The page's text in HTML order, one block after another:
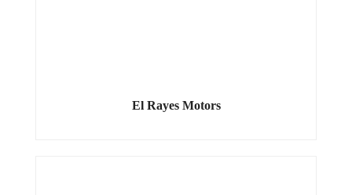
El Rayes Motors